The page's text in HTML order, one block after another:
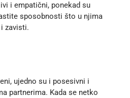
i empatični, ponekad su
sposobnosti što u njima
zavisti.
ujedno su i posesivni i
partnerima. Kada se netko